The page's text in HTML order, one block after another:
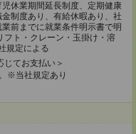
休業期間延長制度、定期健康
制度あり、有給休暇あり、社
前までに就業条件明示書で明
ト・クレーン・玉掛け・溶
規定による
じてお支払い＞
※当社規定あり